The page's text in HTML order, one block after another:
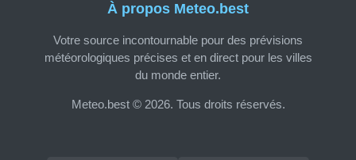
À propos Meteo.best
Votre source incontournable pour des prévisions
météorologiques précises et en direct pour les villes
du monde entier.
Meteo.best © 2026. Tous droits réservés.